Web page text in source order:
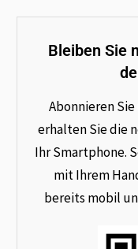
Bleiben Sie
Abonnieren
erhalten Sie die
Ihr Smartphone.
mit Ihrem
bereits mobil